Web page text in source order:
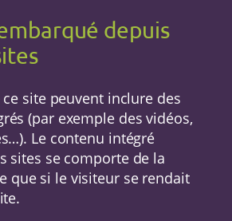
depuis
site peuvent inclure des
(par exemple des vidéos,
Le contenu intégré
sites se comporte de la
que si le visiteur se rendait